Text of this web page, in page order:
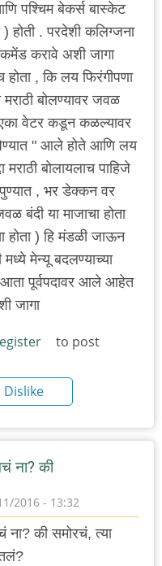
पश्चिम बेकर्स बास्केट
होती . परदेशी कलिग्जना
करावे अशी जागा
होता , कि लय फिरंगीपणा
मराठी बोलण्यावर जवळ
वेटर कडून कळल्यावर
घेण्यात " आले होते आणि लय
मराठी बोलायलाच पाहिजे
, भर डेक्कन वर
बंदी या माजाचा होता
) हि मंडळी जाऊन
मध्ये मेन्यू बदलण्याच्या
पूर्वपदावर आले आहेत
जागा
to post
Dislike
ना? की
2016 - 13:32
ना? की समोरचं, त्या